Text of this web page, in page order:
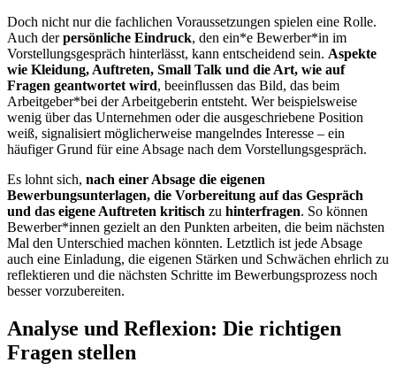
Doch nicht nur die fachlichen Voraussetzungen spielen eine Rolle.
Auch derpersönliche Eindruck, den ein*e Bewerber*in im
Vorstellungsgespräch hinterlässt, kann entscheidend sein. Aspekte
wie Kleidung, Auftreten, Small Talk und die Art, wie auf
Fragen geantwortet wird, beeinflussen das Bild, das beim
Arbeitgeber*bei der Arbeitgeberin entsteht. Wer beispielsweise
wenig über das Unternehmen oder die ausgeschriebene Position
weiß, signalisiert möglicherweise mangelndes Interesse – ein
häufiger Grund für eine Absage nach dem Vorstellungsgespräch.
Es lohnt sich, nach einer Absage die eigenen
Bewerbungsunterlagen, die Vorbereitung auf das Gespräch
und das eigene Auftreten kritisch zu hinterfragen. So können
Bewerber*innen gezielt an den Punkten arbeiten, die beim nächsten
Mal den Unterschied machen könnten. Letztlich ist jede Absage
auch eine Einladung, die eigenen Stärken und Schwächen ehrlich zu
reflektieren und die nächsten Schritte im Bewerbungsprozess noch
besser vorzubereiten.
Analyse und Reflexion: Die richtigen
Fragen stellen